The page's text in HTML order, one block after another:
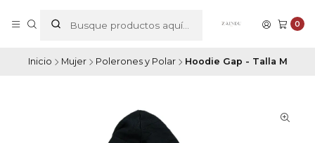
0
Inicio Mujer Polerones y Polar Hoodie Gap - Talla M